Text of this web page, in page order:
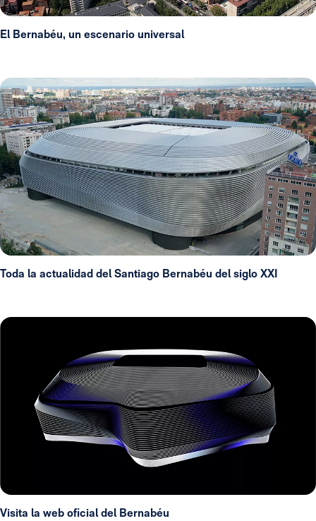
El Bernabéu, un escenario universal
Toda la actualidad del Santiago Bernabéu del siglo XXI
Visita la web oficial del Bernabéu